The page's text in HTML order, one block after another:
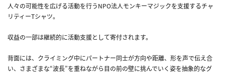
人々の可能性を広げる活動を行うNPO法人モンキーマジックを支援するチャ
リティーTシャツ。
収益の一部は継続的に活動支援として寄付されます。
背面には、クライミング中にパートナー同士が方向や距離、形を声で伝え合
い、さまざまな“波長”を重ねながら目の前の壁に挑んでいく姿を抽象的なグ